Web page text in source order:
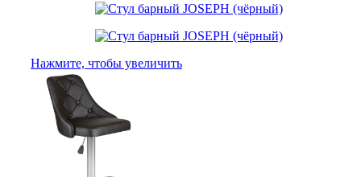
Нажмите, чтобы увеличить